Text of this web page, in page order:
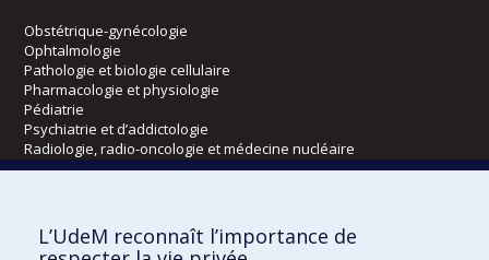
Obstétrique-gynécologie
Ophtalmologie
Pathologie et biologie cellulaire
Pharmacologie et physiologie
Pédiatrie
Psychiatrie et d’addictologie
Radiologie, radio-oncologie et médecine nucléaire
Kinésiologie et des sciences de l’activité physique
L’UdeM reconnaît l’importance de